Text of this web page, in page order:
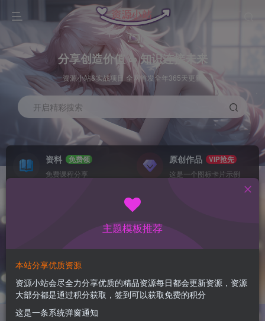
分享创造价值 ∞ 知识连接未来
资源小站&实战项目 全网首发全年365天更新
开启精彩搜索
资料
免费领
免费课程分享
原创作品
VIP抢先
这是一个图标卡片示例
利用deepseek做养生赛道，手把手教你制作，单
日变现多张
1年前更新
主题模板推荐
本站分享优质资源
资源小站会尽全力分享优质的精品资源每日都会更新资源，资源
大部分都是通过积分获取，签到可以获取免费的积分
这是一条系统弹窗通知